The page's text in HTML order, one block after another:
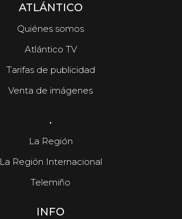
ATLÁNTICO
Quiénes somos
Atlántico TV
Tarifas de publicidad
Venta de imágenes
.
La Región
La Región Internacional
Telemiño
INFO